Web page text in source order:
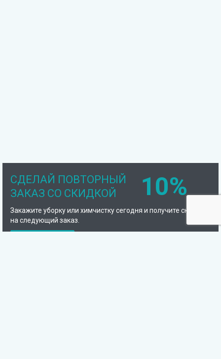
СДЕЛАЙ ПОВТОРНЫЙ
ЗАКАЗ СО СКИДКОЙ
10%
Закажите уборку или химчистку сегодня и получите скидку
на следующий заказ.